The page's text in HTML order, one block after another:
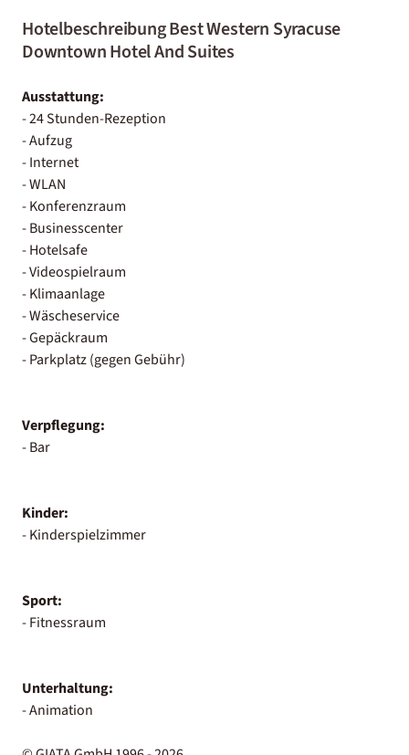
Hotelbeschreibung Best Western Syracuse
Downtown Hotel And Suites
Ausstattung:
- 24 Stunden-Rezeption
- Aufzug
- Internet
- WLAN
- Konferenzraum
- Businesscenter
- Hotelsafe
- Videospielraum
- Klimaanlage
- Wäscheservice
- Gepäckraum
- Parkplatz (gegen Gebühr)
Verpflegung:
- Bar
Kinder:
- Kinderspielzimmer
Sport:
- Fitnessraum
Unterhaltung:
- Animation